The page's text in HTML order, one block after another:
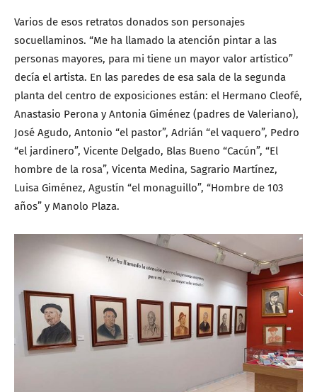
Varios de esos retratos donados son personajes
socuellaminos. “Me ha llamado la atención pintar a las
personas mayores, para mi tiene un mayor valor artístico”
decía el artista. En las paredes de esa sala de la segunda
planta del centro de exposiciones están: el Hermano Cleofé,
Anastasio Perona y Antonia Giménez (padres de Valeriano),
José Agudo, Antonio “el pastor”, Adrián “el vaquero”, Pedro
“el jardinero”, Vicente Delgado, Blas Bueno “Cacún”, “El
hombre de la rosa”, Vicenta Medina, Sagrario Martínez,
Luisa Giménez, Agustín “el monaguillo”, “Hombre de 103
años” y Manolo Plaza.